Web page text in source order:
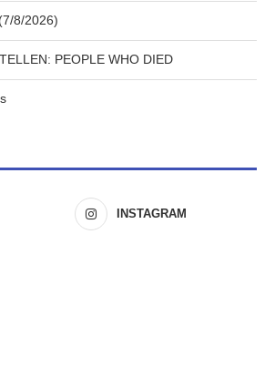
8/2026)
PEOPLE WHO DIED
INSTAGRAM